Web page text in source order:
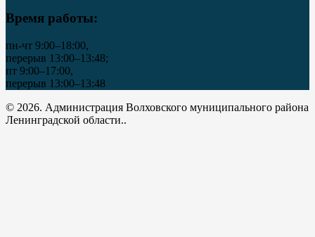
Время работы:
пн-чт 9:00–18:00,
перерыв 13:00–13:48;
пт 9:00–17:00,
перерыв 13:00–13:48
© 2026. Администрация Волховского муниципального района
Ленинградской области..